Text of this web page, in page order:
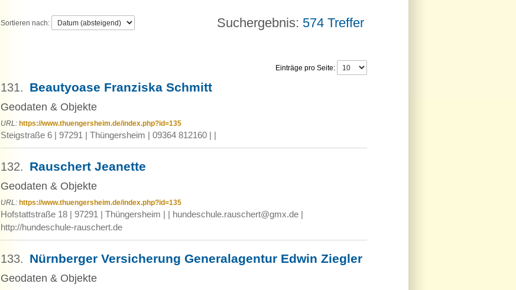
Sortieren nach: 574 Treffer
Einträge pro Seite:
131. Beautyoase Franziska Schmitt
Geodaten & Objekte
URL: https://www.thuengersheim.de/index.php?id=135
Steigstraße 6 | 97291 | Thüngersheim | 09364 812160 | |
132. Rauschert Jeanette
Geodaten & Objekte
URL: https://www.thuengersheim.de/index.php?id=135
Hofstattstraße 18 | 97291 | Thüngersheim | | hundeschule.rauschert@gmx.de |
http://hundeschule-rauschert.de
133. Nürnberger Versicherung Generalagentur Edwin Ziegler
Geodaten & Objekte